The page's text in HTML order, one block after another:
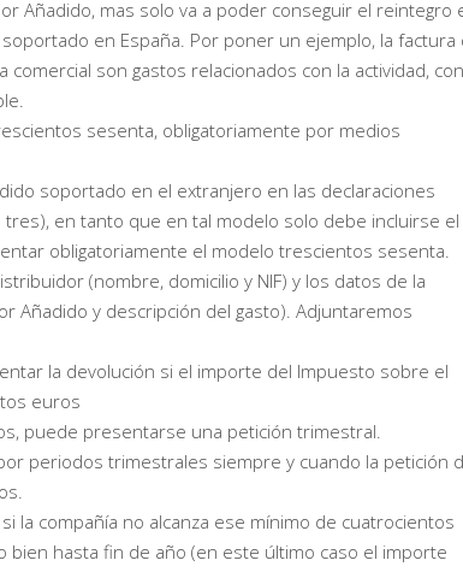
Añadido, mas solo va a poder conseguir el reintegro
en España. Por poner un ejemplo, la factura
son gastos relacionados con la actividad,
sesenta, obligatoriamente por medios
soportado en el extranjero en las declaraciones
en tanto que en tal modelo solo debe incluirse el
obligatoriamente el modelo trescientos sesenta.
(nombre, domicilio y NIF) y los datos de la
Añadido y descripción del gasto). Adjuntaremos
la devolución si el importe del Impuesto sobre el
euros
puede presentarse una petición trimestral.
periodos trimestrales siempre y cuando la petición
la compañía no alcanza ese mínimo de cuatrocientos
hasta fin de año (en este último caso el importe